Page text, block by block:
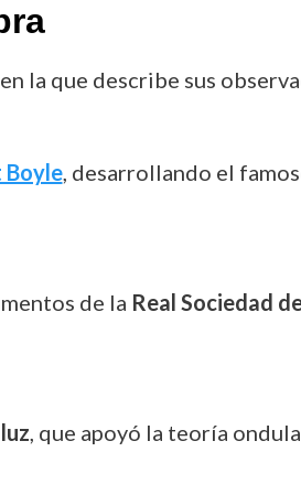
la que describe sus
Boyle, desarrollando el
de la Real Sociedad
, que apoyó la teoría